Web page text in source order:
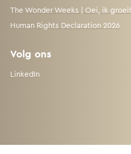
The Wonder Weeks | Oei, ik groei!
Human Rights Declaration 2026
Volg ons
LinkedIn